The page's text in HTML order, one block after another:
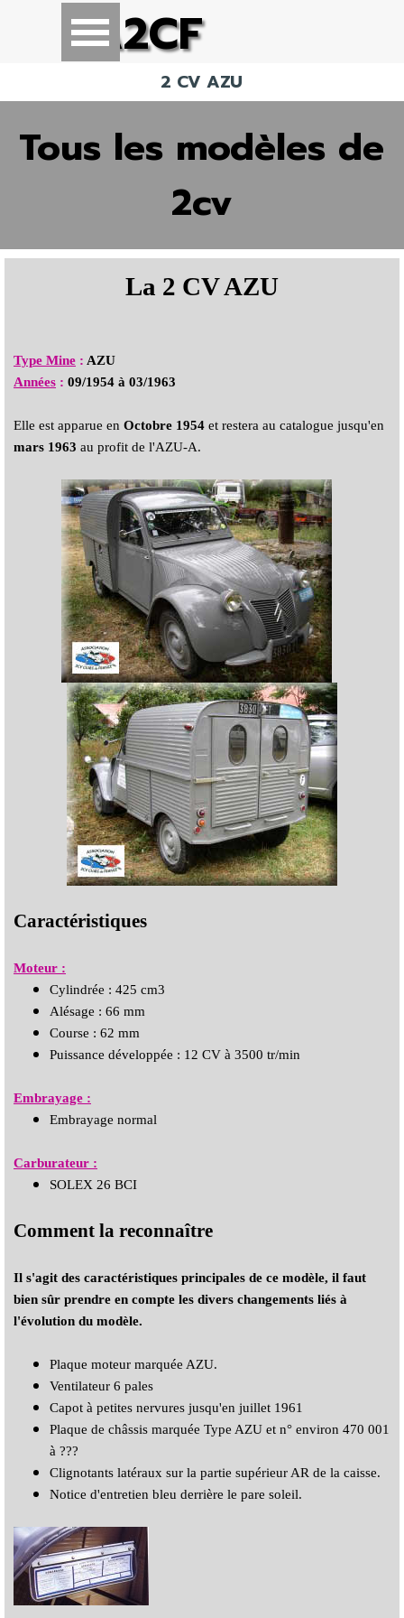
Aller au contenuA2CF
Sauter le menu
2 CV AZU
Tous les modèles de
2cv
La 2 CV AZU
Type Mine : AZU
Années : 09/1954 à 03/1963
Elle est apparue en Octobre 1954 et restera au catalogue jusqu'en
mars 1963 au profit de l'AZU-A.
Caractéristiques
Moteur :
Cylindrée : 425 cm3
Alésage : 66 mm
Course : 62 mm
Puissance développée : 12 CV à 3500 tr/min
Embrayage :
Embrayage normal
Carburateur :
SOLEX 26 BCI
Comment la reconnaître
Il s'agit des caractéristiques principales de ce modèle, il faut
bien sûr prendre en compte les divers changements liés à
l'évolution du modèle.
Plaque moteur marquée AZU.
Ventilateur 6 pales
Capot à petites nervures jusqu'en juillet 1961
Plaque de châssis marquée Type AZU et n° environ 470 001
à ???
Clignotants latéraux sur la partie supérieur AR de la caisse.
Notice d'entretien bleu derrière le pare soleil.